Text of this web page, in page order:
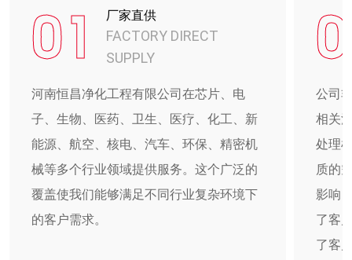
01 厂家直供
FACTORY DIRECT
SUPPLY
河南恒昌净化工程有限公司在芯片、电
子、生物、医药、卫生、医疗、化工、新
能源、航空、核电、汽车、环保、精密机
械等多个行业领域提供服务。这个广泛的
覆盖使我们能够满足不同行业复杂环境下
的客户需求。
公司
相关
处理
质的
影响
了客
了客